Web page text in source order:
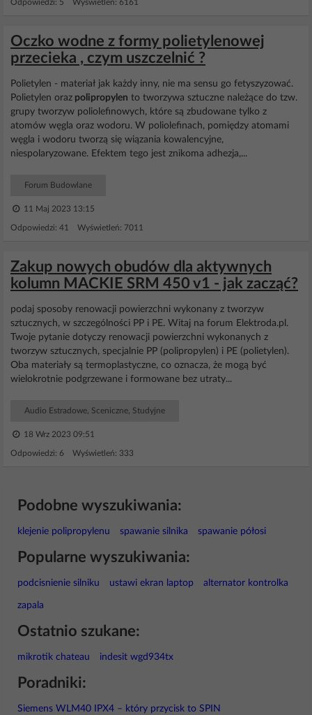
Odpowiedzi: 5 Wyświetleń: 6161
Oczko wodne z formy polietylenowej
przecieka , czym uszczelnić ?
Polietylen - materiał jak każdy inny, nie ma sensu go fetyszyzować.
Polietylen oraz polipropylen to tworzywa sztuczne należące do tzw.
grupy tworzyw poliolefinowych, które są zbudowane tylko z
atomów węgla oraz wodoru. W poliolefinach, pomiędzy atomami
węgla i wodoru tworzą się wiązania kowalencyjne,
niespolaryzowane. Efektem tego jest znikoma adhezja,...
Forum Budowlane
11 Maj 2023 13:15
Odpowiedzi: 41 Wyświetleń: 7011
Zakup nowych obudów dla aktywnych
kolumn MACKIE SRM 450 v1 - jak zacząć?
podaj sposoby renowacji powierzchni wykonany z tworzyw
sztucznych, w szczególności PP i PE. Witaj na forum Elektroda.pl.
Twoje pytanie dotyczy renowacji powierzchni wykonanych z
tworzyw sztucznych, specjalnie PP (polipropylen) i PE (polietylen).
Oba materiały są termoplastyczne, co oznacza, że mogą być
wielokrotnie podgrzewane i formowane bez utraty...
Audio Estradowe, Sceniczne, Studyjne
18 Wrz 2023 09:51
Odpowiedzi: 6 Wyświetleń: 333
Podobne wyszukiwania:
klejenie polipropylenu spawanie silnika spawanie półosi
Popularne wyszukiwania:
podcisnienie silniku ustawi ekran laptop alternator kontrolka
zapala
Ostatnio szukane:
mikrotik chateau indesit wgd934tx
Poradniki:
Siemens WLM40 IPX4 – który przycisk to SPIN